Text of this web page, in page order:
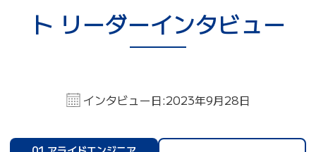
ト リーダーインタビュー
インタビュー日:2023年9月28日